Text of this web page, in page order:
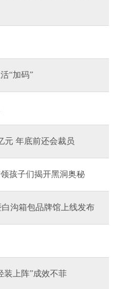
“加码”
元 年底前还会裁员
孩子们揭开黑洞奥秘
沟箱包品牌馆上线发布
装上阵”成效不菲